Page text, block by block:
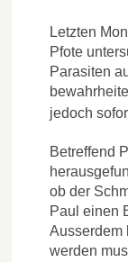
Letzten
Pfote
Parasiten
jedoch
Betreffend
ob der
Paul einen
Ausserdem
werden